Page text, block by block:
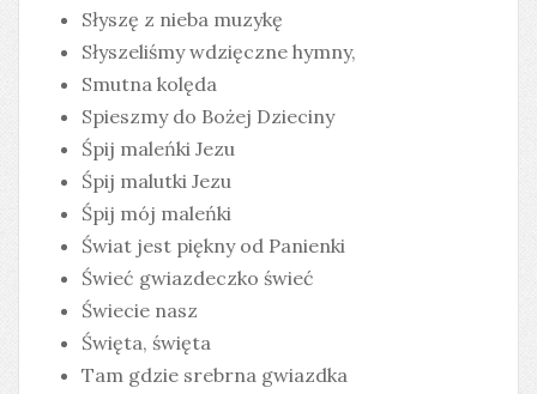
Słyszę z nieba muzykę
Słyszeliśmy wdzięczne hymny,
Smutna kolęda
Spieszmy do Bożej Dzieciny
Śpij maleńki Jezu
Śpij malutki Jezu
Śpij mój maleńki
Świat jest piękny od Panienki
Świeć gwiazdeczko świeć
Świecie nasz
Święta, święta
Tam gdzie srebrna gwiazdka